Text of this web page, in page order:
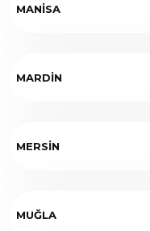
MANİSA
MARDİN
MERSİN
MUĞLA